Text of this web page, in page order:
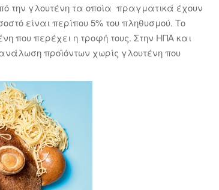
την γλουτένη τα οποία πραγματικά έχουν
είναι περίπου 5% του πληθυσμού. Το
που περέχει η τροφή τους. Στην ΗΠΑ και
προϊόντων χωρίς γλουτένη που